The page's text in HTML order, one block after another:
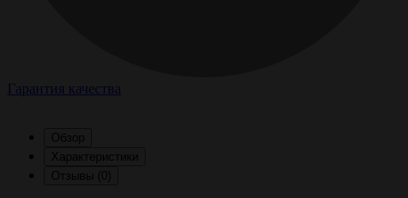
Гарантия качества
Обзор
Характеристики
Отзывы (0)